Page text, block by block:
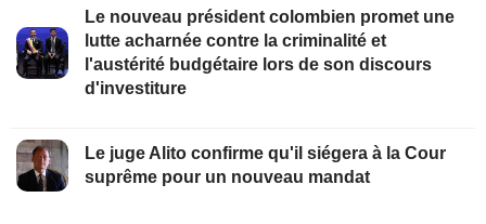
Le nouveau président colombien promet une
lutte acharnée contre la criminalité et
l'austérité budgétaire lors de son discours
d'investiture
Le juge Alito confirme qu'il siégera à la Cour
suprême pour un nouveau mandat